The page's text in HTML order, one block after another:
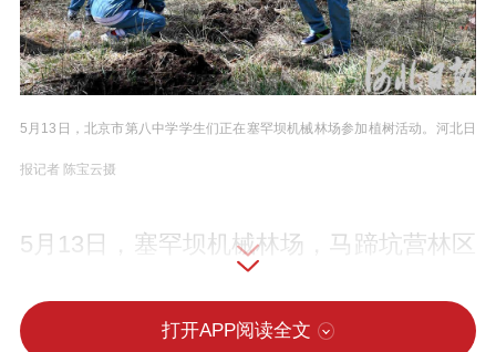
5月13日，北京市第八中学学生们正在塞罕坝机械林场参加植树活动。河北日
报记者 陈宝云摄
5月13日，塞罕坝机械林场，马蹄坑营林区
火朝天的景象。打开APP阅读全文